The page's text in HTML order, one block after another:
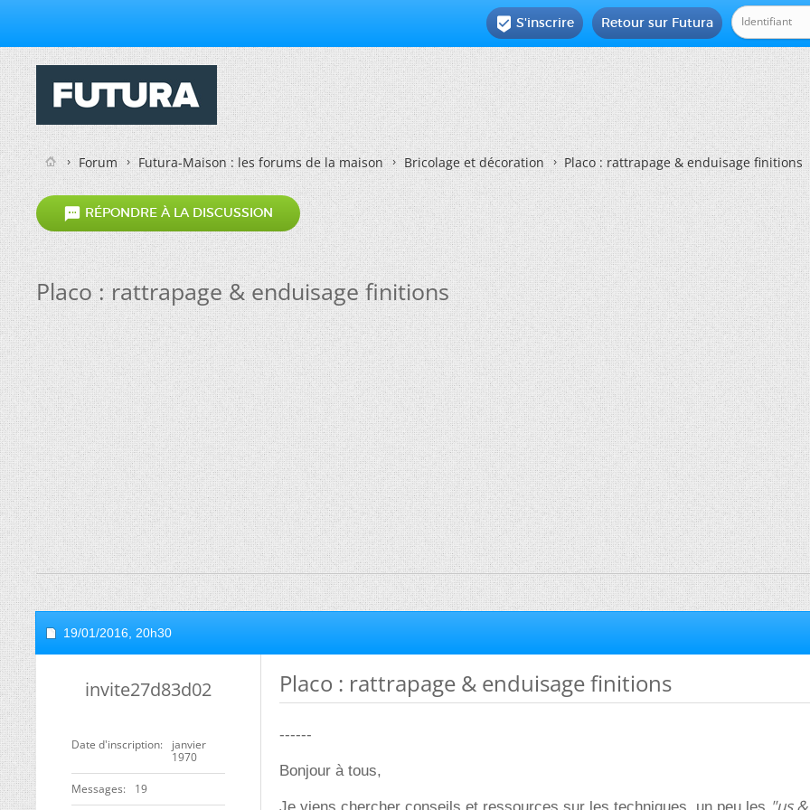
Retour sur Futura
 S'inscrire
Forum Futura-Maison : les forums de la maison Bricolage et décoration Placo : rattrapage & enduisage finitions
 RÉPONDRE À LA DISCUSSION
Placo : rattrapage & enduisage finitions
19/01/2016, 20h30
invite27d83d02
Date d'inscription
janvier
1970
Messages 19
Placo : rattrapage & enduisage finitions
------
Bonjour à tous,